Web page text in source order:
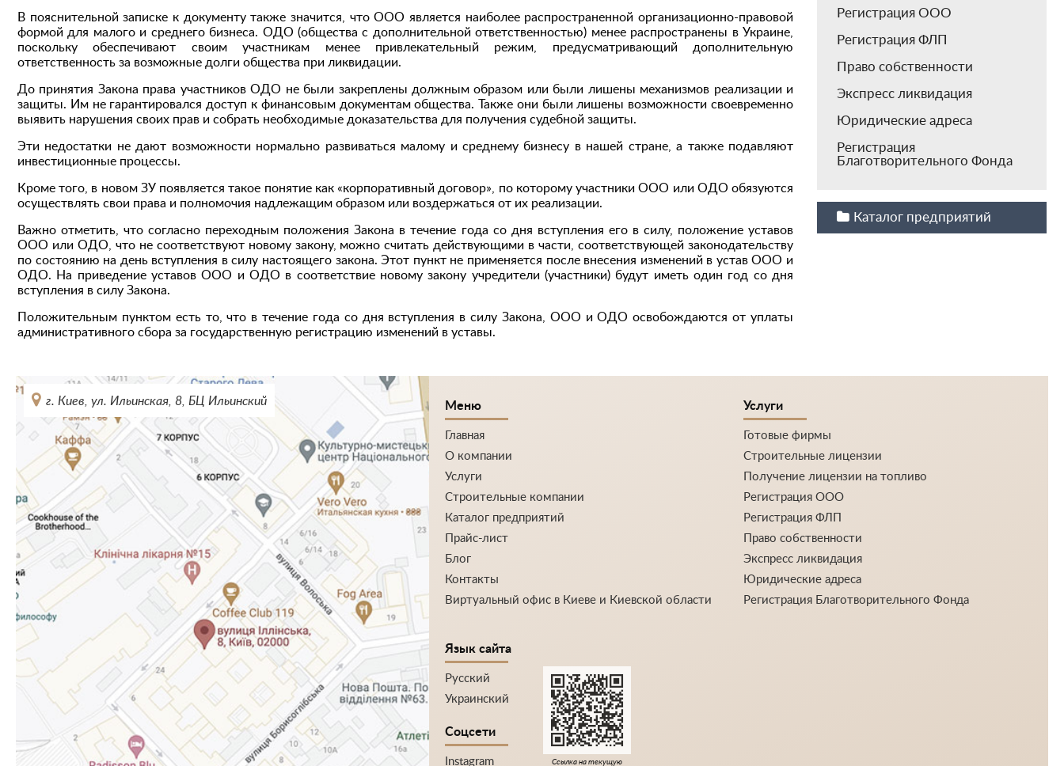
В пояснительной записке к документу также значится, что ООО является наиболее распространенной организационно-правовой
формой для малого и среднего бизнеса. ОДО (общества с дополнительной ответственностью) менее распространены в Украине,
поскольку обеспечивают своим участникам менее привлекательный режим, предусматривающий дополнительную
ответственность за возможные долги общества при ликвидации.
До принятия Закона права участников ОДО не были закреплены должным образом или были лишены механизмов реализации и
защиты. Им не гарантировался доступ к финансовым документам общества. Также они были лишены возможности своевременно
выявить нарушения своих прав и собрать необходимые доказательства для получения судебной защиты.
Эти недостатки не дают возможности нормально развиваться малому и среднему бизнесу в нашей стране, а также подавляют
инвестиционные процессы.
Кроме того, в новом ЗУ появляется такое понятие как «корпоративный договор», по которому участники ООО или ОДО обязуются
осуществлять свои права и полномочия надлежащим образом или воздержаться от их реализации.
Важно отметить, что согласно переходным положения Закона в течение года со дня вступления его в силу, положение уставов
ООО или ОДО, что не соответствуют новому закону, можно считать действующими в части, соответствующей законодательству
по состоянию на день вступления в силу настоящего закона. Этот пункт не применяется после внесения изменений в устав ООО и
ОДО. На приведение уставов ООО и ОДО в соответствие новому закону учредители (участники) будут иметь один год со дня
вступления в силу Закона.
Положительным пунктом есть то, что в течение года со дня вступления в силу Закона, ООО и ОДО освобождаются от уплаты
административного сбора за государственную регистрацию изменений в уставы.
Регистрация ООО
Регистрация ФЛП
Право собственности
Экспресс ликвидация
Юридические адреса
Регистрация
Благотворительного Фонда
Каталог предприятий
г. Киев, ул. Ильинская, 8, БЦ Ильинский Меню
Главная
О компании
Услуги
Строительные компании
Каталог предприятий
Прайс-лист
Блог
Контакты
Виртуальный офис в Киеве и Киевской области
Услуги
Готовые фирмы
Строительные лицензии
Получение лицензии на топливо
Регистрация ООО
Регистрация ФЛП
Право собственности
Экспресс ликвидация
Юридические адреса
Регистрация Благотворительного Фонда
Язык сайта
Русский
Украинский
Соцсети
Instagram Ссылка на текущую